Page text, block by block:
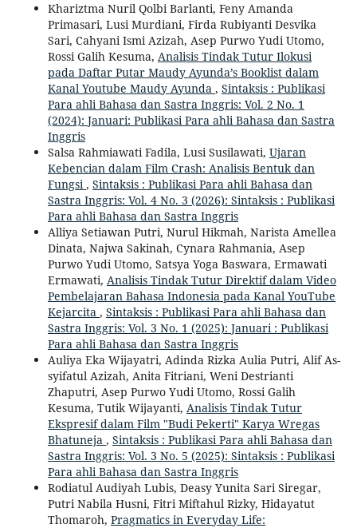
Khariztma Nuril Qolbi Barlanti, Feny Amanda
Primasari, Lusi Murdiani, Firda Rubiyanti Desvika
Sari, Cahyani Ismi Azizah, Asep Purwo Yudi Utomo,
Rossi Galih Kesuma, Analisis Tindak Tutur Ilokusi
pada Daftar Putar Maudy Ayunda’s Booklist dalam
Kanal Youtube Maudy Ayunda , Sintaksis : Publikasi
Para ahli Bahasa dan Sastra Inggris: Vol. 2 No. 1
(2024): Januari: Publikasi Para ahli Bahasa dan Sastra
Inggris
Salsa Rahmiawati Fadila, Lusi Susilawati, Ujaran
Kebencian dalam Film Crash: Analisis Bentuk dan
Fungsi, Sintaksis : Publikasi Para ahli Bahasa dan
Sastra Inggris: Vol. 4 No. 3 (2026): Sintaksis : Publikasi
Para ahli Bahasa dan Sastra Inggris
Alliya Setiawan Putri, Nurul Hikmah, Narista Amellea
Dinata, Najwa Sakinah, Cynara Rahmania, Asep
Purwo Yudi Utomo, Satsya Yoga Baswara, Ermawati
Ermawati, Analisis Tindak Tutur Direktif dalam Video
Pembelajaran Bahasa Indonesia pada Kanal YouTube
Kejarcita , Sintaksis : Publikasi Para ahli Bahasa dan
Sastra Inggris: Vol. 3 No. 1 (2025): Januari : Publikasi
Para ahli Bahasa dan Sastra Inggris
Auliya Eka Wijayatri, Adinda Rizka Aulia Putri, Alif As-
syifatul Azizah, Anita Fitriani, Weni Destrianti
Zhaputri, Asep Purwo Yudi Utomo, Rossi Galih
Kesuma, Tutik Wijayanti, Analisis Tindak Tutur
Ekspresif dalam Film "Budi Pekerti" Karya Wregas
Bhatuneja , Sintaksis : Publikasi Para ahli Bahasa dan
Sastra Inggris: Vol. 3 No. 5 (2025): Sintaksis : Publikasi
Para ahli Bahasa dan Sastra Inggris
Rodiatul Audiyah Lubis, Deasy Yunita Sari Siregar,
Putri Nabila Husni, Fitri Miftahul Rizky, Hidayatut
Thomaroh, Pragmatics in Everyday Life: